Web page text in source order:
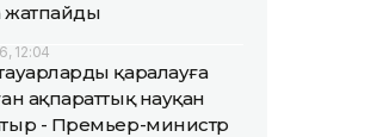
жатпайды
12:04
қаралауға
ақпараттық науқан
- Премьер-министр